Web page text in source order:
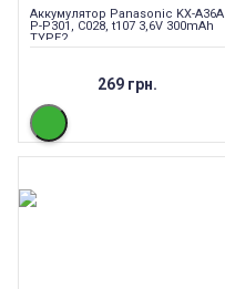
Аккумулятор Panasonic KX-A36A
P-P301, C028, t107 3,6V 300mAh
TYPE2
269 грн.